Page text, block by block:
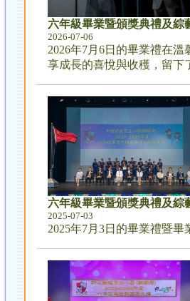
六年級畢業暨頒獎典禮及綜
2026-07-06
2026年7月6日的畢業禮在
享成長的喜悅與收穫，留下
六年級畢業暨頒獎典禮及綜
2025-07-03
2025年7月3日的畢業禮暨